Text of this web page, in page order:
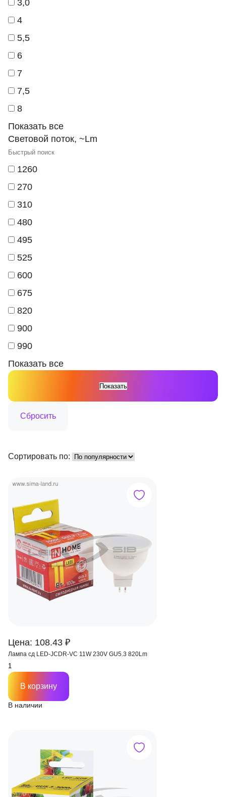
3,0
4
5,5
6
7
7,5
8
Показать все
Световой поток, ~Lm
1260
270
310
480
495
525
600
675
820
900
990
Показать все
Сортировать по:
Цена: 108.43 ₽
Лампа сд LED-JCDR-VC 11W 230V GU5.3 820Lm
В наличии
В корзину